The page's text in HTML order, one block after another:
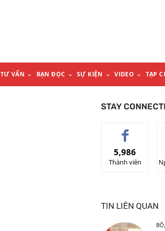
TƯ VẤN BẠN ĐỌC SỰ KIỆN VIDEO TẠP
STAY
5,986
Thành viên
TIN LIÊN QUAN